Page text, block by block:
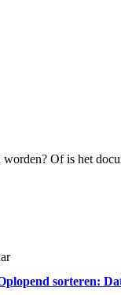
Of is het
sorteren: